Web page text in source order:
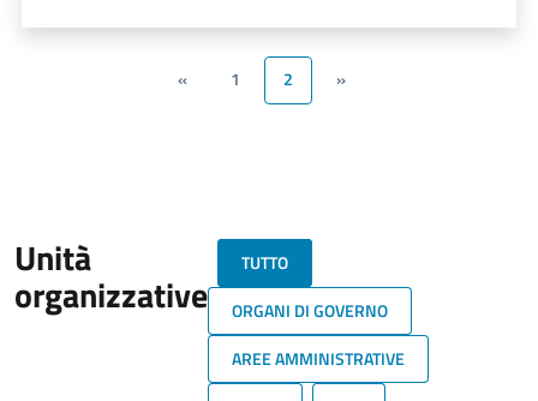
« 1 2 »
Unità
organizzative
TUTTO
ORGANI DI GOVERNO
AREE AMMINISTRATIVE